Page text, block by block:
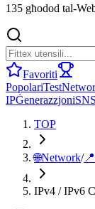
135 għodod tal-
Favoriti
PopolariTest
IPĠenerazzjoniSNS
TOP
🌐Network/📍
IPv4 / IPv6